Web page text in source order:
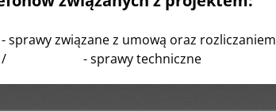
- sprawy związane z umową oraz rozliczaniem
/ - sprawy techniczne